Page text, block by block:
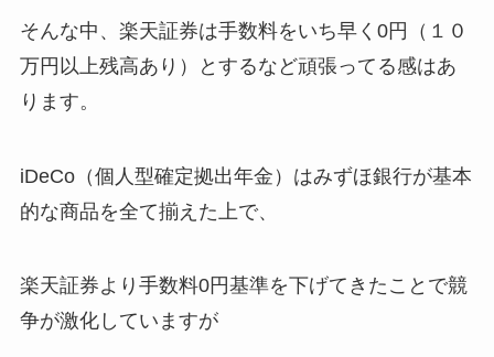
そんな中、楽天証券は手数料をいち早く0円（１０
万円以上残高あり）とするなど頑張ってる感はあ
ります。
iDeCo（個人型確定拠出年金）はみずほ銀行が基本
的な商品を全て揃えた上で、
楽天証券より手数料0円基準を下げてきたことで競
争が激化していますが